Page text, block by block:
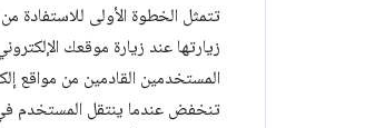
تتمثل الخطوة الأولى للاستفادة
زيارتها عند زيارة موقعك
المستخدمين القادمين من مواقع
تنخفض عندما ينتقل المستخدم في